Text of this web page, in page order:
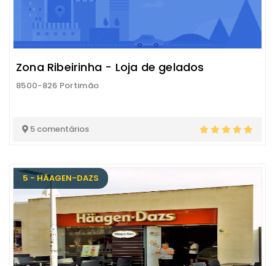
Zona Ribeirinha - Loja de gelados
8500-826 Portimão
5 comentários
5 - HÄAGEN-DAZS